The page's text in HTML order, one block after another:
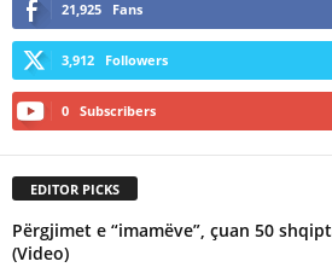
21,925 Fans
3,912 Followers
0 Subscribers
EDITOR PICKS
Përgjimet e “imamëve”, çuan 50
(Video)